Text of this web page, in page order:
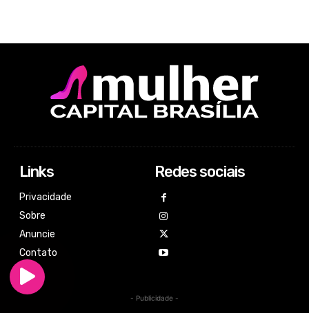
Links
Privacidade
Sobre
Anuncie
Contato
Redes sociais
- Publicidade -